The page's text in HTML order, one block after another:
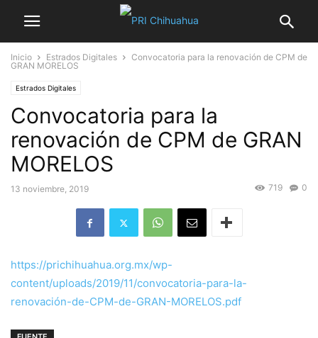
Inicio Estrados Digitales
Convocatoria para la renovación de CPM de
GRAN MORELOS
Estrados Digitales
Convocatoria para la
renovación de CPM de GRAN
MORELOS
13 noviembre, 2019 0
719
https://prichihuahua.org.mx/wp-
content/uploads/2019/11/convocatoria-para-la-
renovación-de-CPM-de-GRAN-MORELOS.pdf